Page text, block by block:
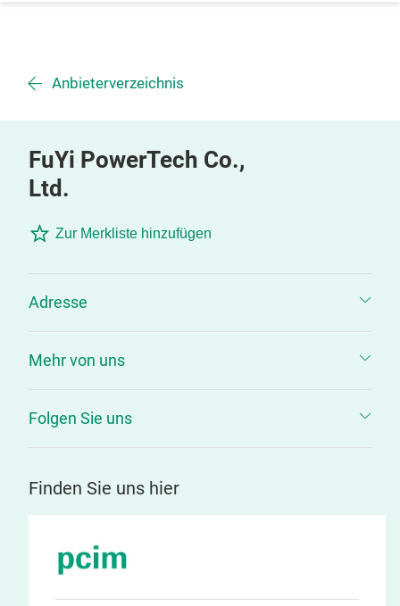
Anbieterverzeichnis
FuYi PowerTech Co.,
Ltd.
Zur Merkliste hinzufügen
Adresse
Mehr von uns
Folgen Sie uns
Finden Sie uns hier